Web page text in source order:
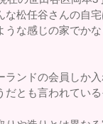
な松任谷さんの自
うな感じの家でか
ランドの会員しか
だとも言われている